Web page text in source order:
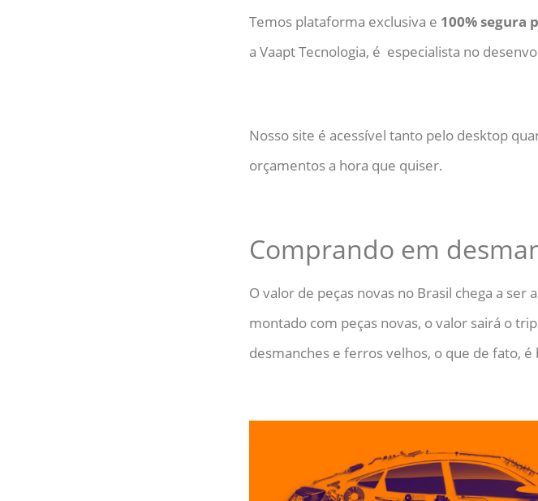
Temos plataforma exclusiva e 100% segura
a Vaapt Tecnologia, é especialista no
Nosso site é acessível tanto pelo desktop
orçamentos a hora que quiser.
Comprando em
O valor de peças novas no Brasil chega a
montado com peças novas, o valor sairá o
desmanches e ferros velhos, o que de fato, é